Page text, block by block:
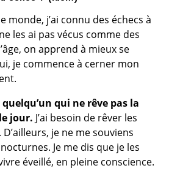
monde, j’ai connu des échecs à
les ai pas vécus comme des
on apprend à mieux se
je commence à cerner mon
quelqu’un qui ne rêve pas la
jour. J’ai besoin de rêver les
je ne me souviens
Je me dis que je les
éveillé, en pleine conscience.